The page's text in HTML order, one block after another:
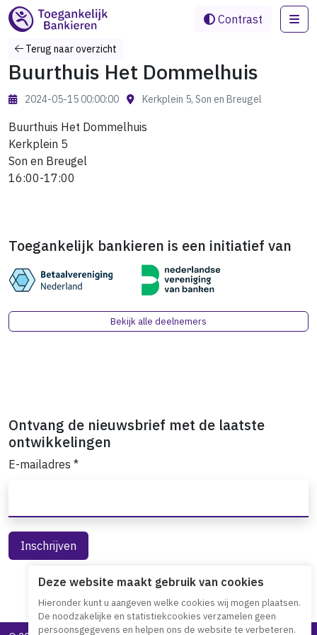
Contrast
Terug naar overzicht
Buurthuis Het Dommelhuis
2024-05-15 00:00:00 Kerkplein 5, Son en Breugel
Buurthuis Het Dommelhuis
Kerkplein 5
Son en Breugel
16:00-17:00
Toegankelijk bankieren is een initiatief van
Bekijk alle deelnemers
Ontvang de nieuwsbrief met de laatste
ontwikkelingen
E-mailadres *
Deze website maakt gebruik van cookies
Hieronder kunt u aangeven welke cookies wij mogen plaatsen.
De noodzakelijke en statistiekcookies verzamelen geen
persoonsgegevens en helpen ons de website te verbeteren.